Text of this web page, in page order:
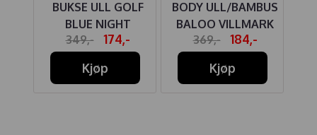
BUKSE ULL GOLF
BLUE NIGHT
349,-
174,-
Kjøp
BODY ULL/BAMBUS
BALOO VILLMARK
CLOUD BLUE
369,-
184,-
Kjøp